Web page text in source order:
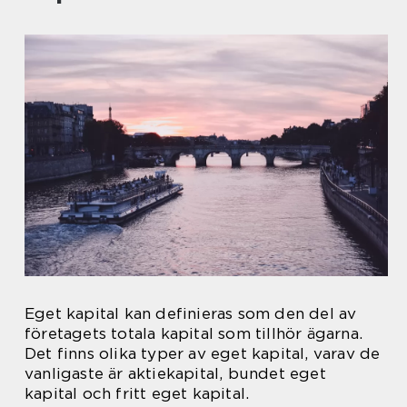
Eget kapital kan definieras som den del av
företagets totala kapital som tillhör ägarna.
Det finns olika typer av eget kapital, varav de
vanligaste är aktiekapital, bundet eget
kapital och fritt eget kapital.